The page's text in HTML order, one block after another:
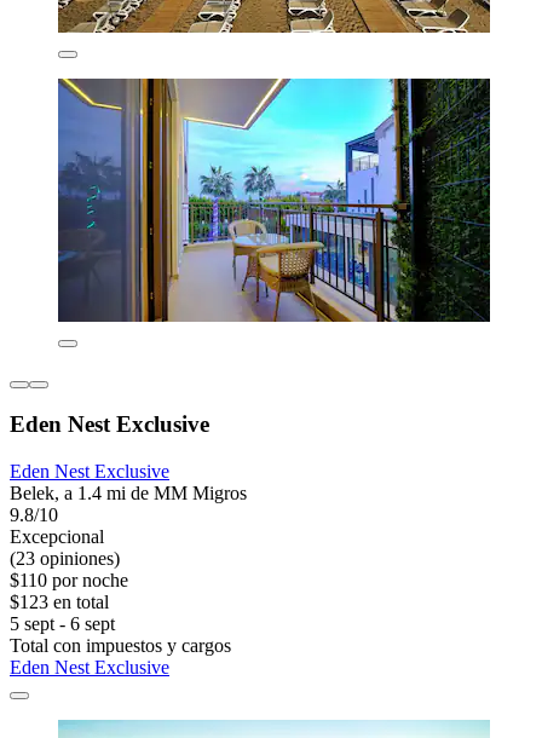
Eden Nest Exclusive
Eden Nest Exclusive
Belek, a 1.4 mi de MM Migros
9.8/10
Excepcional
(23 opiniones)
$110 por noche
$123 en total
5 sept - 6 sept
Total con impuestos y cargos
Eden Nest Exclusive